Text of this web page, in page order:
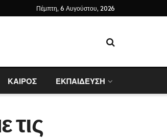
Πέμπτη, 6 Αυγούστου, 2026
ΚΑΙΡΟΣ ΕΚΠΑΙΔΕΥΣΗ
τις